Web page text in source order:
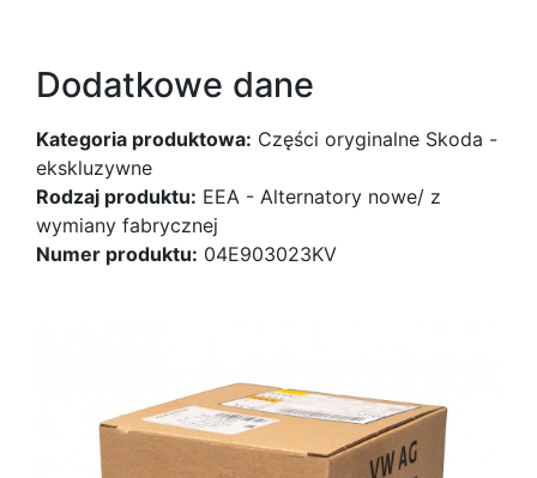
Dodatkowe dane
Kategoria produktowa: Części oryginalne Skoda -
ekskluzywne
Rodzaj produktu: EEA - Alternatory nowe/ z
wymiany fabrycznej
Numer produktu: 04E903023KV